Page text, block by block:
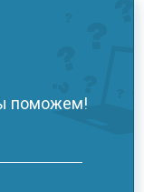
поможем!